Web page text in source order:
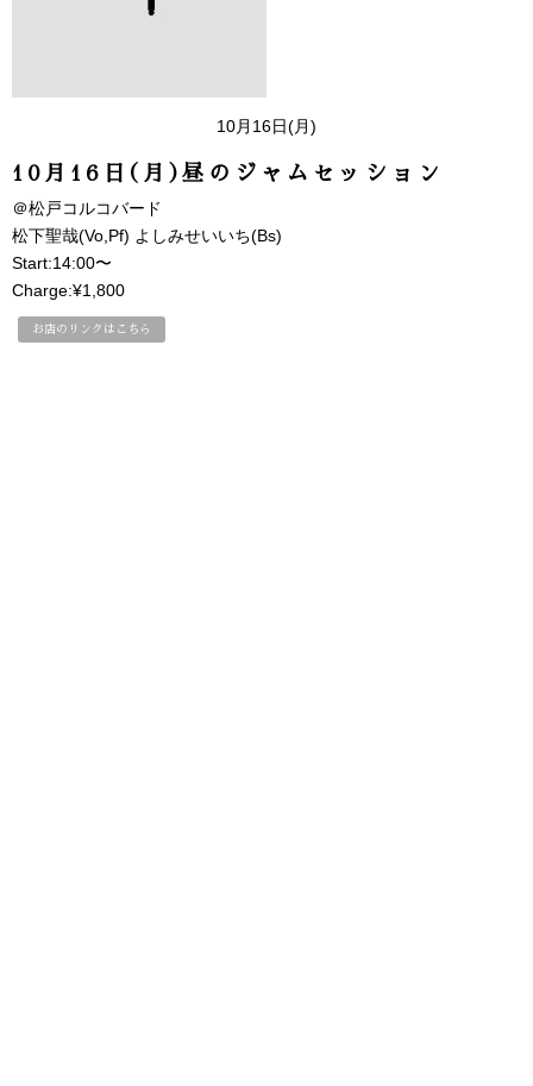
10月16日(月)
10月16日(月)昼のジャムセッション
＠松戸コルコバード
松下聖哉(Vo,Pf) よしみせいいち(Bs)
Start:14:00〜
Charge:¥1,800
お店のリンクはこちら